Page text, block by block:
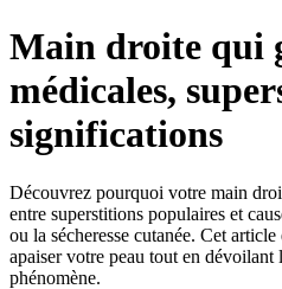
Main droite qui
médicales,
significations
Découvrez pourquoi votre main
entre superstitions populaires et
ou la sécheresse cutanée. Cet
apaiser votre peau tout en dévoilant
phénomène.